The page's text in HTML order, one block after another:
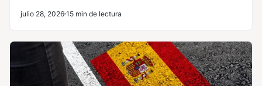
julio 28, 2026 15 min de lectura